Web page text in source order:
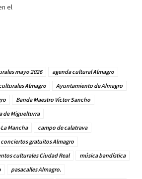
el
mayo 2026
agenda cultural Almagro
Almagro
Ayuntamiento de Almagro
Banda Maestro Víctor Sancho
de Miguelturra
Mancha
campo de calatrava
conciertos gratuitos Almagro
culturales Ciudad Real
música bandística
pasacalles Almagro.